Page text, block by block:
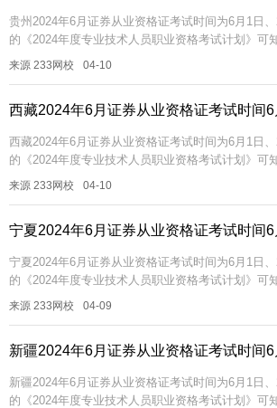
贵州2024年6月证券从业资格证考试时间为6月1日
的《2024年度专业技术人员职业资格考试计划》可
格证统考是在6月1日、2日。统考一般考试科目为金
来源 233网校 04-10
西藏2024年6月证券从业资格证考试时间6
西藏2024年6月证券从业资格证考试时间为6月1日
的《2024年度专业技术人员职业资格考试计划》可
格证统考是在6月1日、2日。统考一般考试科目为金
来源 233网校 04-10
宁夏2024年6月证券从业资格证考试时间6
宁夏2024年6月证券从业资格证考试时间为6月1日
的《2024年度专业技术人员职业资格考试计划》可
格证统考是在6月1日、2日。统考一般考试科目为金
来源 233网校 04-09
新疆2024年6月证券从业资格证考试时间6
新疆2024年6月证券从业资格证考试时间为6月1日
的《2024年度专业技术人员职业资格考试计划》可